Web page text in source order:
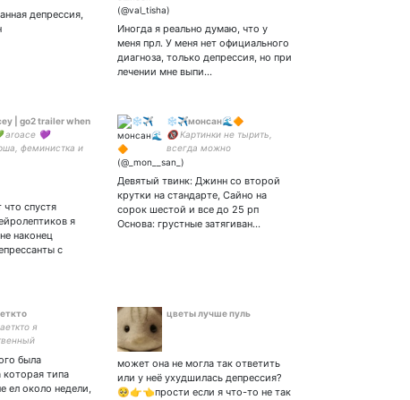
депрессия,
Иногда я реально думаю, что у
меня прл. У меня нет официального
диагноза, только депрессия, но при
лечении мне выпи…
| go2 trailer when
aroace 💜
феминистка и
спустя
я
наконец
с
❄️✈️монсан🌊🔶
🔞 Картинки не тырить,
всегда можно
договориться. Коммишки
р. Ссылка на группу со
всеми артами без спама
внизу
Девятый твинк: Джинн со второй
крутки на стандарте, Сайно на
сорок шестой и все до 25 рп
Основа: грустные затягиван…
я
исполнитель
была
которая типа
ел около недели,
цветы лучше пуль
может она не могла так ответить
или у неё ухудшилась депрессия?
🥺👉👈прости если я что-то не так